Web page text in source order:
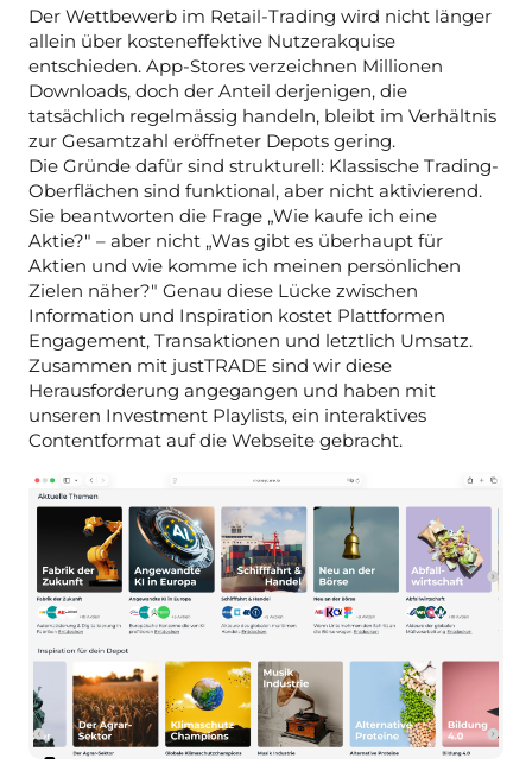
Der Wettbewerb im Retail-Trading wird nicht länger
allein über kosteneffektive Nutzerakquise
entschieden. App-Stores verzeichnen Millionen
Downloads, doch der Anteil derjenigen, die
tatsächlich regelmässig handeln, bleibt im Verhältnis
zur Gesamtzahl eröffneter Depots gering.
Die Gründe dafür sind strukturell: Klassische Trading-
Oberflächen sind funktional, aber nicht aktivierend.
Sie beantworten die Frage „Wie kaufe ich eine
Aktie?" – aber nicht „Was gibt es überhaupt für
Aktien und wie komme ich meinen persönlichen
Zielen näher?" Genau diese Lücke zwischen
Information und Inspiration kostet Plattformen
Engagement, Transaktionen und letztlich Umsatz.
Zusammen mit justTRADE sind wir diese
Herausforderung angegangen und haben mit
unseren Investment Playlists, ein interaktives
Contentformat auf die Webseite gebracht.